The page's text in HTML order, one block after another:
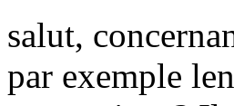
salut,
par exemple